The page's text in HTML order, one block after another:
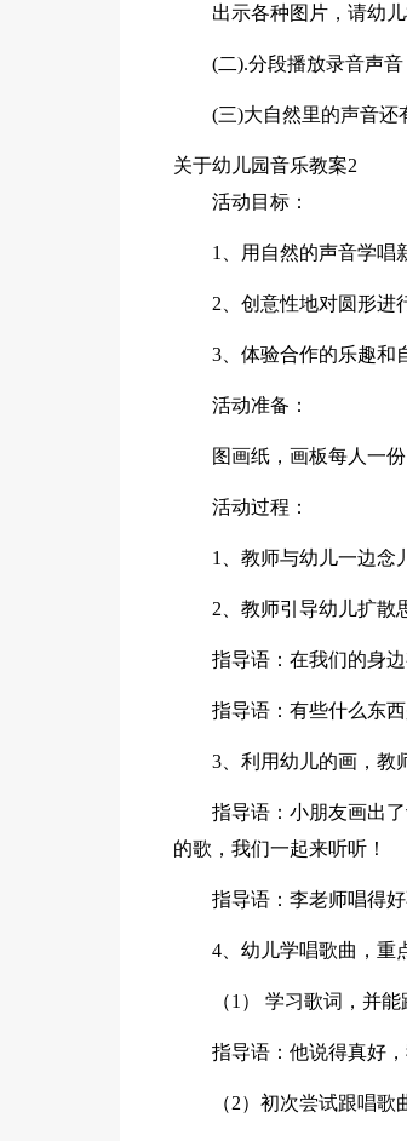
出示各种图片，请幼
(二).分段播放录音声
(三)大自然里的声音还
关于幼儿园音乐教案2
活动目标：
1、用自然的声音学唱
2、创意性地对圆形进
3、体验合作的乐趣和
活动准备：
图画纸，画板每人一份
活动过程：
1、教师与幼儿一边念
2、教师引导幼儿扩散
指导语：在我们的身
指导语：有些什么东
3、利用幼儿的画，教
指导语：小朋友画出
的歌，我们一起来听听！
指导语：李老师唱得
4、幼儿学唱歌曲，重
（1） 学习歌词，并
指导语：他说得真好
（2）初次尝试跟唱歌